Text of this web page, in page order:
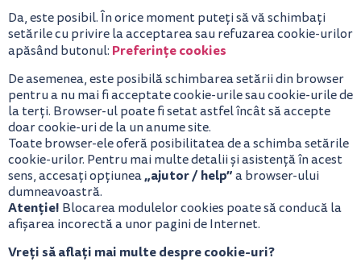
Da, este posibil. În orice moment puteți să vă schimbați
setările cu privire la acceptarea sau refuzarea cookie-urilor
apăsând butonul: Preferințe cookies
De asemenea, este posibilă schimbarea setării din browser
pentru a nu mai fi acceptate cookie-urile sau cookie-urile de
la terți. Browser-ul poate fi setat astfel încât să accepte
doar cookie-uri de la un anume site.
Toate browser-ele oferă posibilitatea de a schimba setările
cookie-urilor. Pentru mai multe detalii și asistență în acest
sens, accesați opțiunea„ajutor / help”a browser-ului
dumneavoastră.
Atenție! Blocarea modulelor cookies poate să conducă la
afișarea incorectă a unor pagini de Internet.
Vreți să aflați mai multe despre cookie-uri?